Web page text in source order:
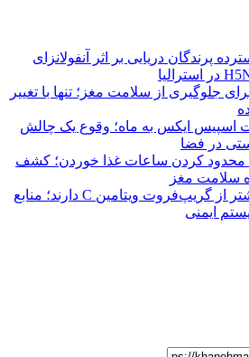
پرندگان دریایی بر اثر آنفولانزای
جلوگیری از سلامت مغز؛ تنها با تغییر
اسپیس ایکس به ماه؛ وقوع یک چالش
در فضا
محدود کردن ساعات غذا خوردن؛ کشف
سلامت مغز
۷ ماده غذایی که بیشتر از گریپ‌فروت ویتامین C دارند؛ منابع
ایمنی